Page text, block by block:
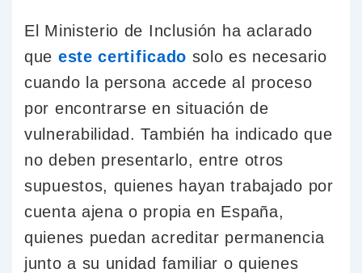
El Ministerio de Inclusión ha aclarado
que este certificado solo es necesario
cuando la persona accede al proceso
por encontrarse en situación de
vulnerabilidad. También ha indicado que
no deben presentarlo, entre otros
supuestos, quienes hayan trabajado por
cuenta ajena o propia en España,
quienes puedan acreditar permanencia
junto a su unidad familiar o quienes